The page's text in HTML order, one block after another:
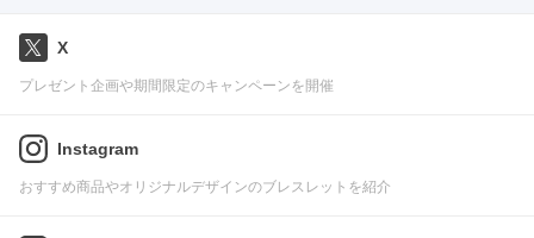
X
プレゼント企画や期間限定のキャンペーンを開催
Instagram
おすすめ商品やオリジナルデザインのブレスレットを紹介